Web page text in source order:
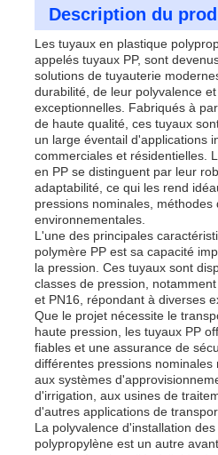
Aperçu
Produits
A propos de nous
Visite d'usine
Contrôle de la qualité
Contact
nouvelles
Tous les cas
Description du
Les tuyaux en plastique
appelés tuyaux PP, sont
solutions de tuyauterie
durabilité, de leur polyvalence
exceptionnelles. Fabriqués à
de haute qualité, ces tuyaux
un large éventail d'applications
commerciales et résidentielles.
en PP se distinguent par leur
adaptabilité, ce qui les rend
pressions nominales,
environnementales.
L'une des principales
polymère PP est sa capacité
la pression. Ces tuyaux sont
classes de pression,
et PN16, répondant à diverses
Que le projet nécessite le
haute pression, les tuyaux PP
fiables et une assurance de
différentes pressions
aux systèmes
d'irrigation, aux usines de
d'autres applications de
La polyvalence d'installation
polypropylène est un autre